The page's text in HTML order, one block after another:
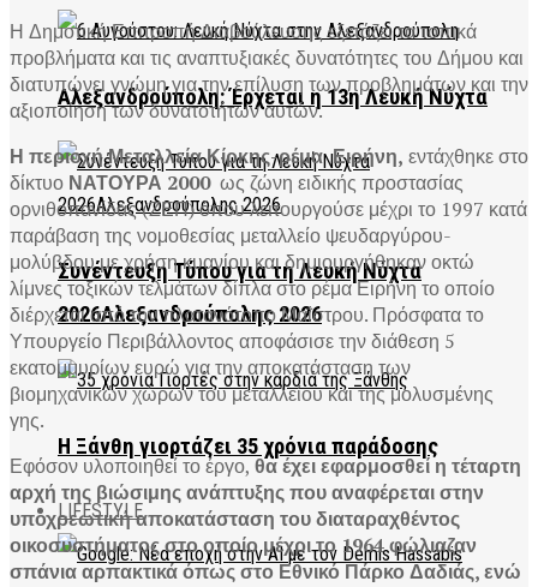
Αλεξανδρούπολη: Έρχεται η 13η Λευκή Νύχτα
Συνέντευξη Τύπου για τη Λευκή Νύχτα
2026Αλεξανδρούπολης 2026
Η Ξάνθη γιορτάζει 35 χρόνια παράδοσης
LIFESTYLE
Η Δημοτική Επιτροπή Διαβούλευσης εξετάζει τα τοπικά
προβλήματα και τις αναπτυξιακές δυνατότητες του Δήμου και
διατυπώνει γνώμη για την επίλυση των προβλημάτων και την
αξιοποίηση των δυνατοτήτων αυτών.
Η περιοχή Μεταλλεία Κίρκης-ρέμα Ειρήνη, εντάχθηκε στο
δίκτυο ΝΑΤΟΥΡΑ 2000ως ζώνη ειδικής προστασίας
ορνιθοπανίδας (ΖΕΠ) όπου λειτουργούσε μέχρι το 1997 κατά
παράβαση της νομοθεσίας μεταλλείο ψευδαργύρου-
μολύβδου με χρήση κυανίου και δημιουργήθηκαν οκτώ
λίμνες τοξικών τελμάτων δίπλα στο ρέμα Ειρήνη το οποίο
διέρχεται από τον πλατανότοπο Μαΐστρου. Πρόσφατα το
Υπουργείο Περιβάλλοντος αποφάσισε την διάθεση 5
εκατομμυρίων ευρώ για την αποκατάσταση των
βιομηχανικών χώρων του μεταλλείου και της μολυσμένης
γης.
Εφόσον υλοποιηθεί το έργο, θα έχει εφαρμοσθεί η τέταρτη
αρχή της βιώσιμης ανάπτυξης που αναφέρεται στην
υποχρεωτική αποκατάσταση του διαταραχθέντος
οικοσυστήματος στο οποίο μέχρι το 1964 φώλιαζαν
σπάνια αρπακτικά όπως στο Εθνικό Πάρκο Δαδιάς, ενώ